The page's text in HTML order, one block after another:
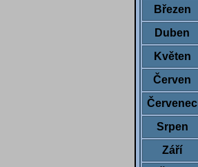
Březen
Duben
Květen
Červen
Červenec
Srpen
Září